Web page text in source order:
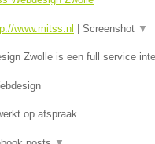
www.mitss.nl Screenshot ▼
Zwolle is een full service
op afspraak.